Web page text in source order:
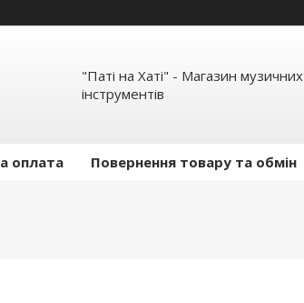
"Паті на Хаті" - Магазин музичних
інструментів
оплата Повернення товару та обмін